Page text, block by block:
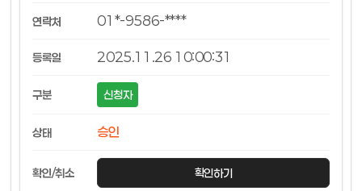
01*-9586-****
2025.11.26 10:00:31
신청자
승인
확인하기